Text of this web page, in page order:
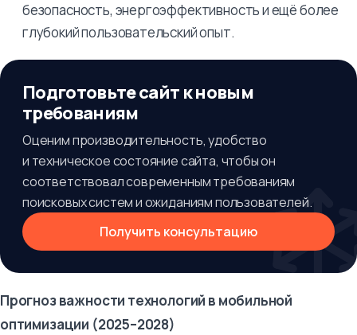
безопасность, энергоэффективность и ещё более
глубокий пользовательский опыт.
Подготовьте сайт к новым
требованиям
Оценим производительность, удобство
и техническое состояние сайта, чтобы он
соответствовал современным требованиям
поисковых систем и ожиданиям пользователей.
Получить консультацию
Прогноз важности технологий в мобильной
оптимизации (2025–2028)